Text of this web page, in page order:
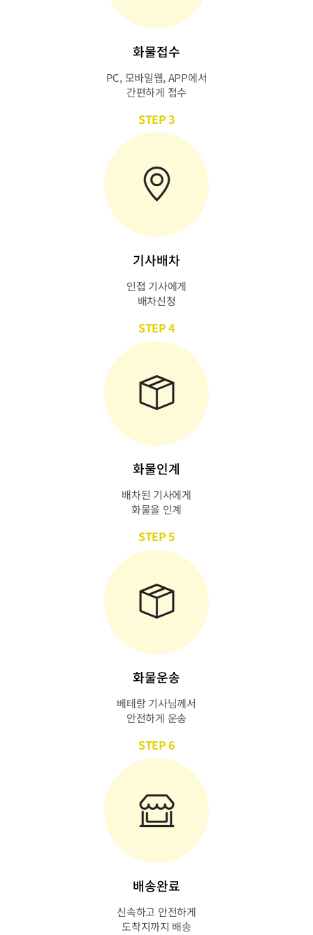
화물접수
PC, 모바일웹, APP에서
간편하게 접수
STEP 3
기사배차
인접 기사에게
배차신청
STEP 4
화물인계
배차된 기사에게
화물을 인계
STEP 5
화물운송
베테랑 기사님께서
안전하게 운송
STEP 6
배송완료
신속하고 안전하게
도착지까지 배송